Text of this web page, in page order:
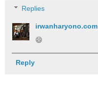
Replies
irwanharyono.com
😄
Reply